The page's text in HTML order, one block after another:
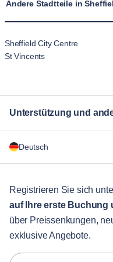
vorübergehende
Andere Stadtteile in
Sheffield City Centre
St Vincents
Unterstützung und
Für Unternehmen
Gästebetreuung
Stadt-Guide
Partner
Deutsch
English
Português
Español
Registrieren Sie sich
auf Ihre erste Buchung
über Preissenkungen,
exklusive Angebote.